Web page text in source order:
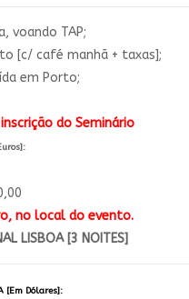
voando TAP;
[c/ café manhã + taxas];
em Porto;
do Seminário
no local do evento.
LISBOA [3 NOITES]
[Em Dólares]: